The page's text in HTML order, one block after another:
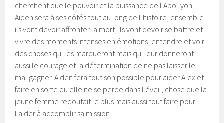
cherchent que le pouvoir et la puissance de l’Apollyon.
Aiden sera à ses côtés tout au long de l’histoire, ensemble
ils vont devoir affronter la mort, ils vont devoir se battre et
vivre des moments intenses en émotions, entendre et voir
des choses qui les marqueront mais qui leur donneront
aussi le courage et la détermination de ne pas laisser le
mal gagner. Aiden fera tout son possible pour aider Alex et
faire en sorte qu’elle ne se perde dans l’éveil, chose que la
jeune femme redoutait le plus mais aussi tout faire pour
l’aider à accomplir sa mission.